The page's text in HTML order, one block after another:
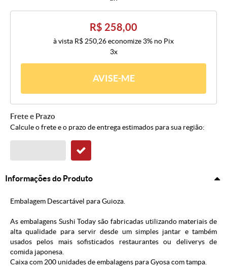
R$ 258,00
à vista R$ 250,26economize 3% no Pix
3x
AVISE-ME
Frete e Prazo
Calcule o frete e o prazo de entrega estimados para sua região:
Informações do Produto
Embalagem Descartável para Guioza
As embalagens Sushi Today são fabricadas utilizando materiais de
alta qualidade para servir desde um simples jantar e também
usados pelos mais sofisticados restaurantes ou deliverys de
comida japonesa.
Caixa com 200 unidades de embalagens para Gyosa com tampa.